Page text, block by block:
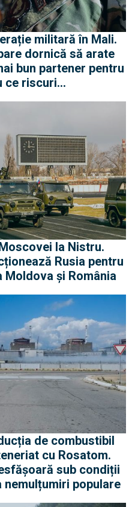
militară în Mali.
dornică să arate
bun partener pentru
ce riscuri
la Nistru.
Rusia pentru
Moldova și România
de combustibil
cu Rosatom.
sub condiții
populare